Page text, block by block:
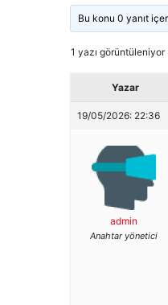
Bu konu 0 yanıt
1 yazı görüntüleniyor
Yazar
19/05/2026: 22:36
admin
Anahtar yönetici